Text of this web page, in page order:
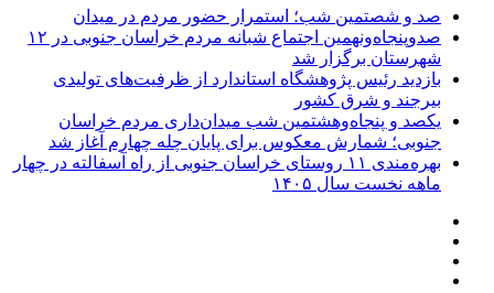
صد و شصتمین شب؛ استمرار حضور مردم در میدان
صدوپنجاه‌ونهمین اجتماع شبانه مردم خراسان جنوبی در ۱۲
شهرستان برگزار شد
بازدید رئیس پژوهشگاه استاندارد از ظرفیت‌های تولیدی
بیرجند و شرق کشور
یکصد و پنجاه‌وهشتمین شب میدان‌داری مردم خراسان
جنوبی؛ شمارش معکوس برای پایان چله چهارم آغاز شد
بهره‌مندی ۱۱ روستای خراسان جنوبی از راه آسفالته در چهار
ماهه نخست سال ۱۴۰۵